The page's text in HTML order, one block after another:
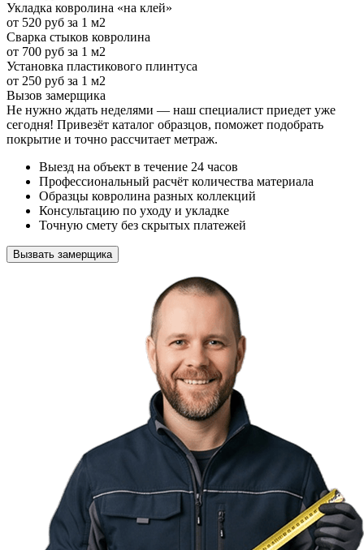
Укладка ковролина «на клей»
от 520 руб за 1 м2
Сварка стыков ковролина
от 700 руб за 1 м2
Установка пластикового плинтуса
от 250 руб за 1 м2
Вызов замерщика
Не нужно ждать неделями — наш специалист приедет уже
сегодня! Привезёт каталог образцов, поможет подобрать
покрытие и точно рассчитает метраж.
Выезд на объект в течение 24 часов
Профессиональный расчёт количества материала
Образцы ковролина разных коллекций
Консультацию по уходу и укладке
Точную смету без скрытых платежей
Вызвать замерщика